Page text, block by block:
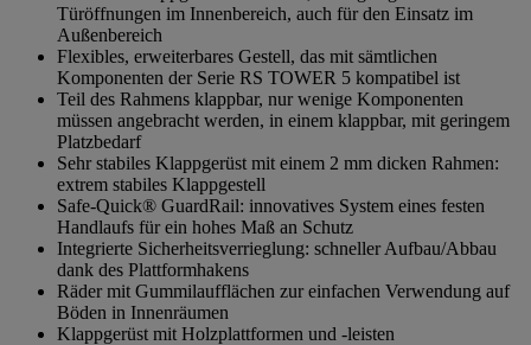
Sternen.Türöffnungen im Innenbereich, auch für den Einsatz im
Außenbereich
Flexibles, erweiterbares Gestell, das mit sämtlichen
Komponenten der Serie RS TOWER 5 kompatibel ist
Teil des Rahmens klappbar, nur wenige Komponenten
müssen angebracht werden, in einem klappbar, mit geringem
Platzbedarf
Sehr stabiles Klappgerüst mit einem 2 mm dicken Rahmen:
extrem stabiles Klappgestell
Safe-Quick® GuardRail: innovatives System eines festen
Handlaufs für ein hohes Maß an Schutz
Integrierte Sicherheitsverrieglung: schneller Aufbau/Abbau
dank des Plattformhakens
Räder mit Gummilaufflächen zur einfachen Verwendung auf
Böden in Innenräumen
Klappgerüst mit Holzplattformen und -leisten